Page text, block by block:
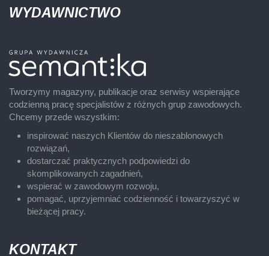
WYDAWNICTWO
Tworzymy magazyny, publikacje oraz serwisy wspierające
codzienną pracę specjalistów z różnych grup zawodowych.
Chcemy przede wszystkim:
inspirować naszych Klientów do nieszablonowych
rozwiązań,
dostarczać praktycznych podpowiedzi do
skomplikowanych zagadnień,
wspierać w zawodowym rozwoju,
pomagać, uprzyjemniać codzienność i towarzyszyć w
bieżącej pracy.
KONTAKT